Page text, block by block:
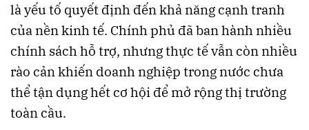
là yếu tố quyết định đến khả năng cạnh tranh
của nền kinh tế. Chính phủ đã ban hành nhiều
chính sách hỗ trợ, nhưng thực tế vẫn còn nhiều
rào cản khiến doanh nghiệp trong nước chưa
thể tận dụng hết cơ hội để mở rộng thị trường
toàn cầu.